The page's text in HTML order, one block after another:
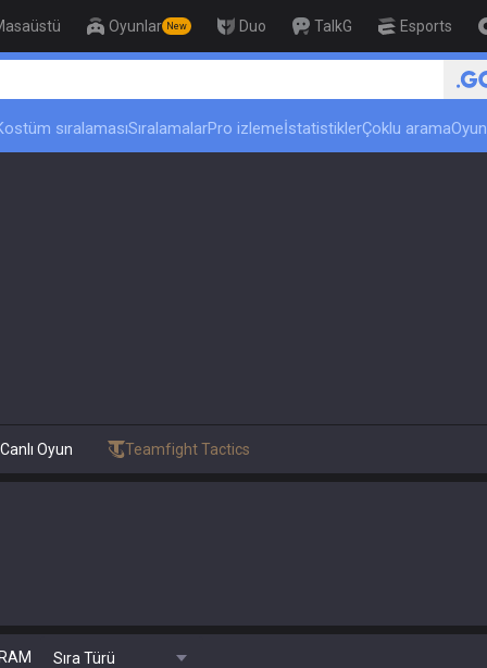
Oyunlar New Duo TalkG Esports
🏆 Rank Up in 3 Days!
sıralamasıSıralamalarPro izlemeİstatistiklerÇoklu arama
Canlı Oyun Teamfight Tactics
Sıra Türü